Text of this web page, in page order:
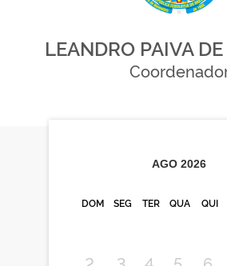
LEANDRO PAIVA
AGO 2026
DOM SEG TER QUA QUI